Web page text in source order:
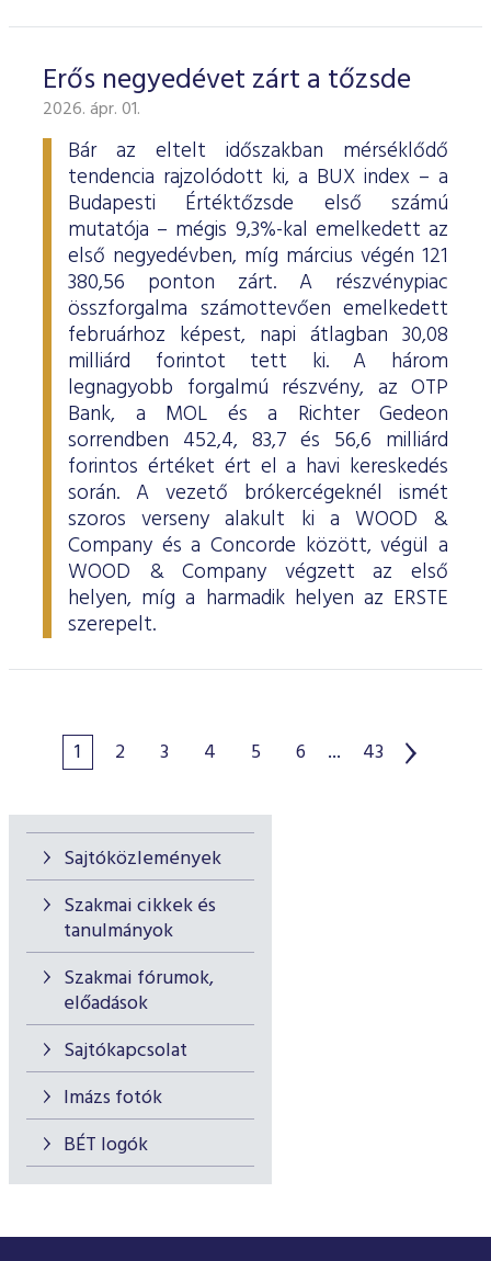
Sajtóközlemények
Szakmai cikkek és
tanulmányok
Szakmai fórumok,
előadások
Sajtókapcsolat
Imázs fotók
BÉT logók
Erős negyedévet zárt a tőzsde
2026. ápr. 01.
Bár az eltelt időszakban mérséklődő
tendencia rajzolódott ki, a BUX index – a
Budapesti Értéktőzsde első számú
mutatója – mégis 9,3%-kal emelkedett az
első negyedévben, míg március végén 121
380,56 ponton zárt. A részvénypiac
összforgalma számottevően emelkedett
februárhoz képest, napi átlagban 30,08
milliárd forintot tett ki. A három
legnagyobb forgalmú részvény, az OTP
Bank, a MOL és a Richter Gedeon
sorrendben 452,4, 83,7 és 56,6 milliárd
forintos értéket ért el a havi kereskedés
során. A vezető brókercégeknél ismét
szoros verseny alakult ki a WOOD &
Company és a Concorde között, végül a
WOOD & Company végzett az első
helyen, míg a harmadik helyen az ERSTE
szerepelt.
1 2 3 4 5 6 ... 43